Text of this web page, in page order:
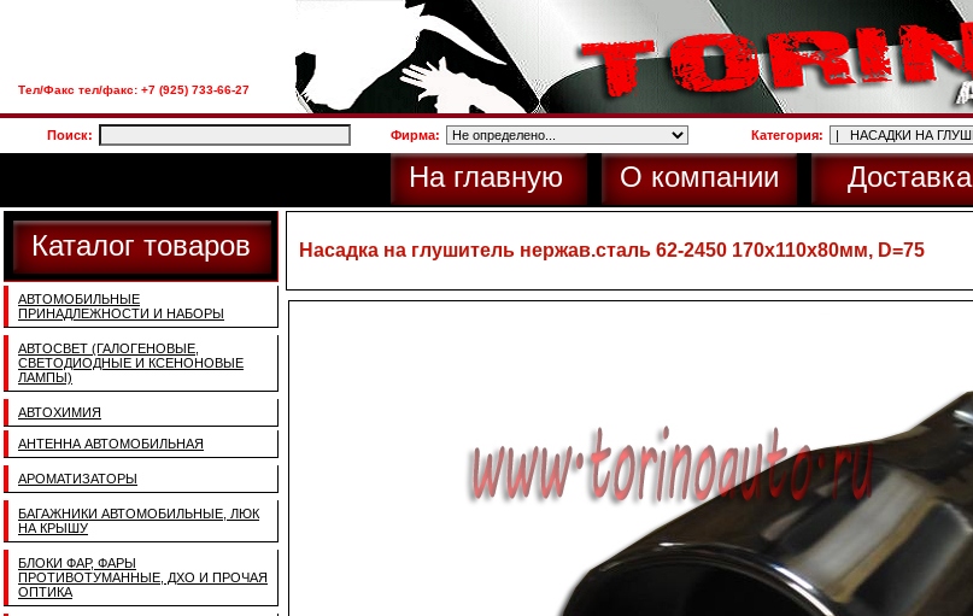
Тел/Факс тел/факс: +7 (925) 733-66-27
Поиск: Фирма: Категория:
На главную О компании Доставка
Каталог товаров
АВТОМОБИЛЬНЫЕ
ПРИНАДЛЕЖНОСТИ И НАБОРЫ
АВТОСВЕТ (ГАЛОГЕНОВЫЕ,
СВЕТОДИОДНЫЕ И КСЕНОНОВЫЕ
ЛАМПЫ)
АВТОХИМИЯ
АНТЕННА АВТОМОБИЛЬНАЯ
АРОМАТИЗАТОРЫ
БАГАЖНИКИ АВТОМОБИЛЬНЫЕ, ЛЮК
НА КРЫШУ
БЛОКИ ФАР, ФАРЫ
ПРОТИВОТУМАННЫЕ, ДХО И ПРОЧАЯ
ОПТИКА
Насадка на глушитель нержав.сталь 62-2450 170x110x80мм, D=75